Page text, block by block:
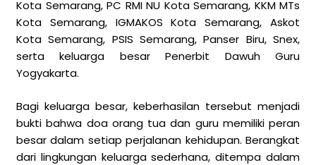
Kota Semarang, PC RMI NU Kota Semarang, KKM MTs
Kota Semarang, IGMAKOS Kota Semarang, Askot
Kota Semarang, PSIS Semarang, Panser Biru, Snex,
serta keluarga besar Penerbit Dawuh Guru
Yogyakarta.
Bagi keluarga besar, keberhasilan tersebut menjadi
bukti bahwa doa orang tua dan guru memiliki peran
besar dalam setiap perjalanan kehidupan. Berangkat
dari lingkungan keluarga sederhana, ditempa dalam